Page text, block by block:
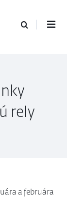
rely
a februára